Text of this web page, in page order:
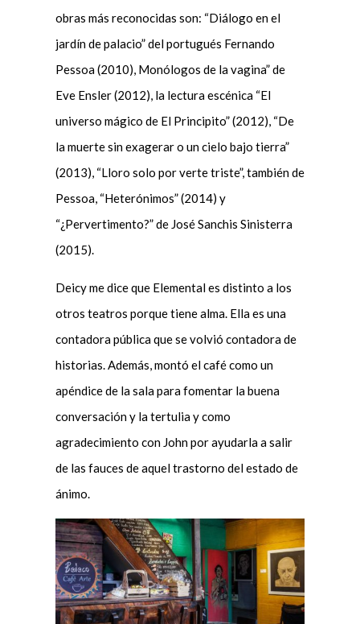
obras más reconocidas son: “Diálogo en el
jardín de palacio” del portugués Fernando
Pessoa (2010), Monólogos de la vagina” de
Eve Ensler (2012), la lectura escénica “El
universo mágico de El Principito” (2012), “De
la muerte sin exagerar o un cielo bajo tierra”
(2013), “Lloro solo por verte triste”, también de
Pessoa, “Heterónimos” (2014) y
“¿Pervertimento?” de José Sanchis Sinisterra
(2015).
Deicy me dice que Elemental es distinto a los
otros teatros porque tiene alma. Ella es una
contadora pública que se volvió contadora de
historias. Además, montó el café como un
apéndice de la sala para fomentar la buena
conversación y la tertulia y como
agradecimiento con John por ayudarla a salir
de las fauces de aquel trastorno del estado de
ánimo.